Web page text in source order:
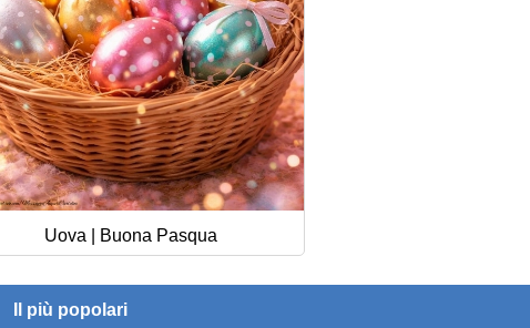
Uova | Buona Pasqua
Il più popolari